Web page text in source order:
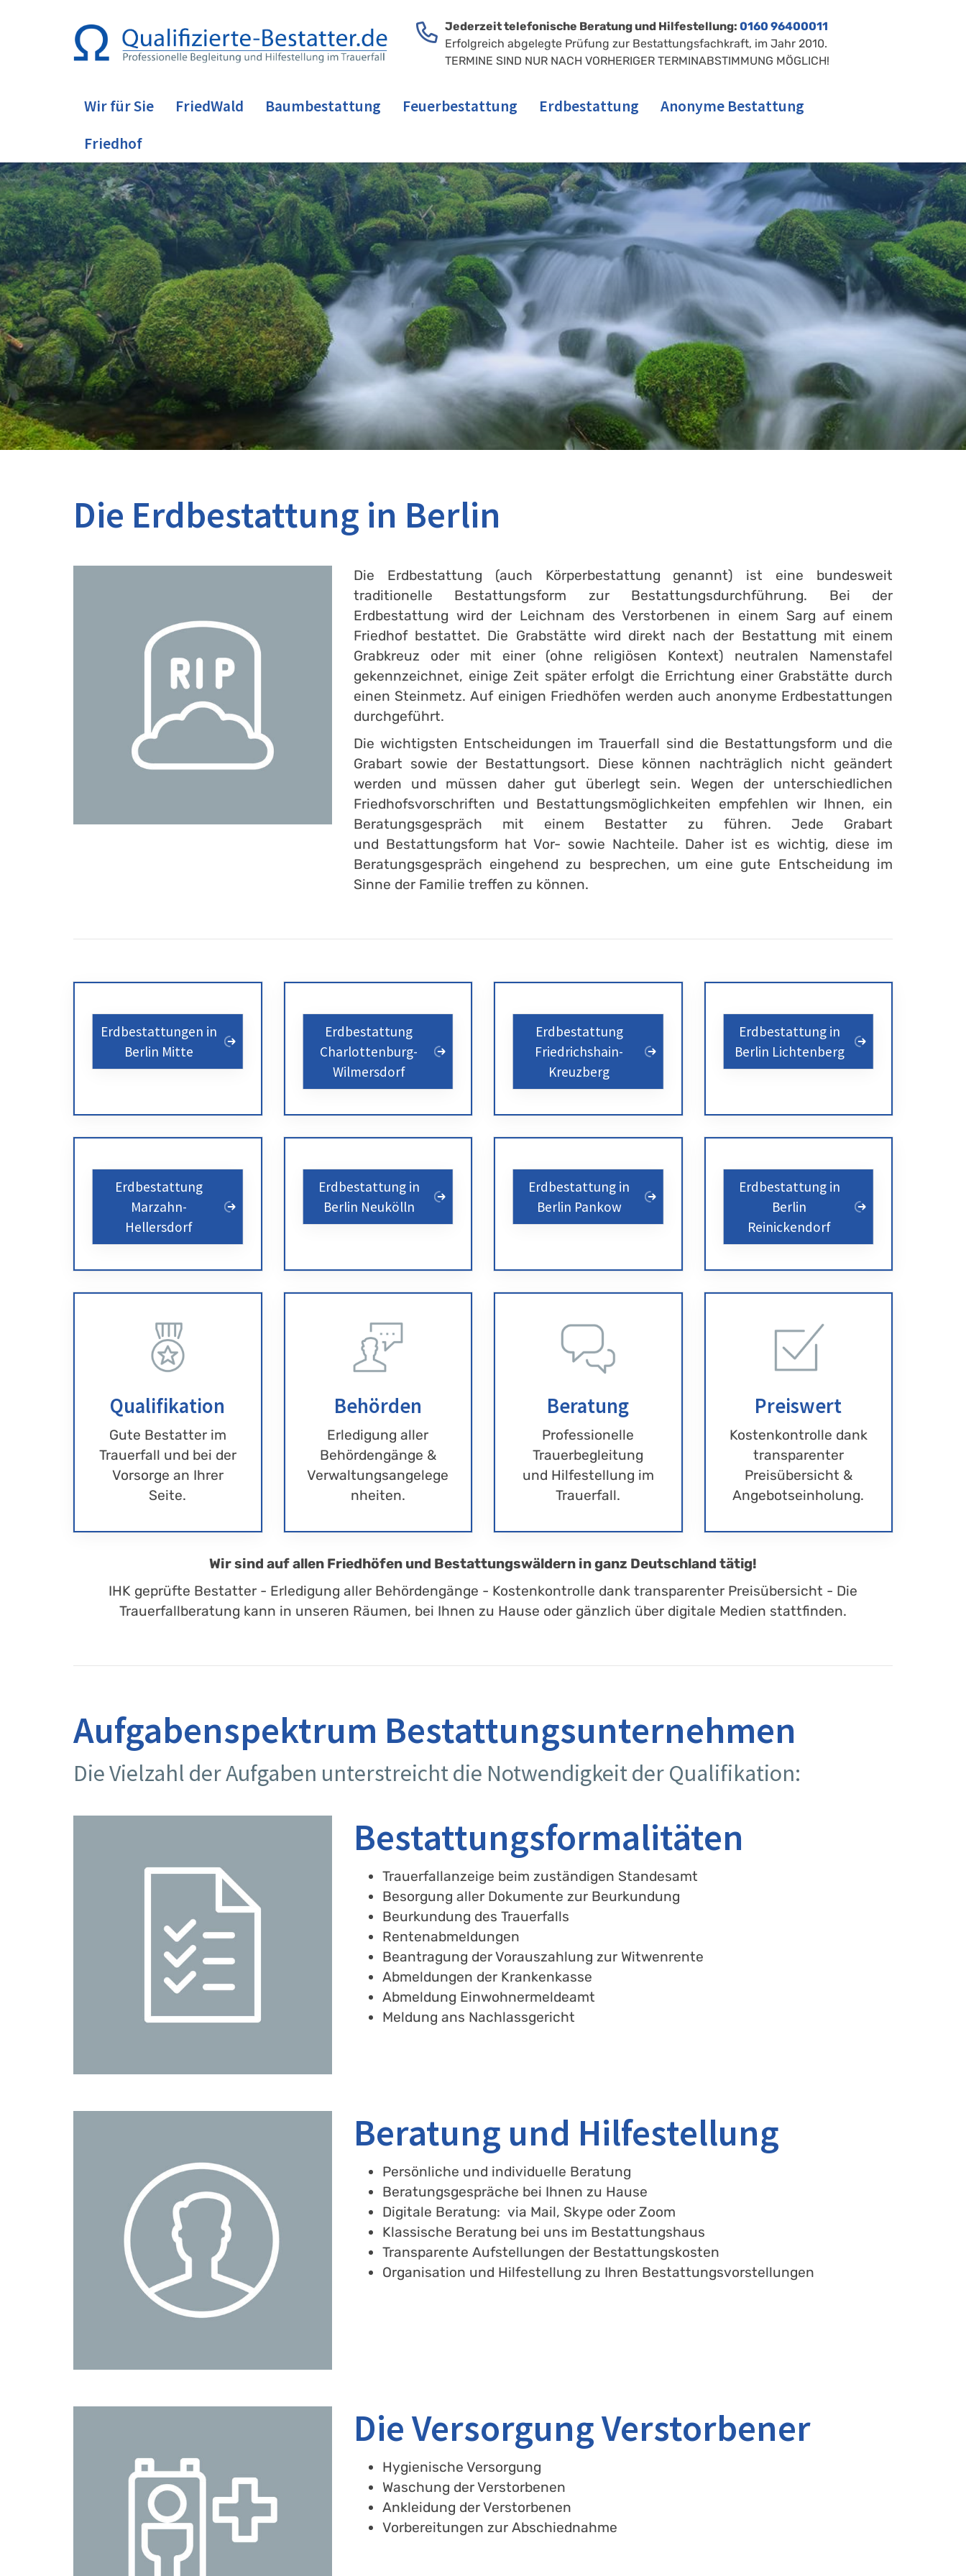
Jederzeit telefonische Beratung und Hilfestellung: 0160 96400011
Erfolgreich abgelegte Prüfung zur Bestattungsfachkraft, im Jahr 2010.
TERMINE SIND NUR NACH VORHERIGER TERMINABSTIMMUNG MÖGLICH!
Wir für Sie FriedWald Baumbestattung Feuerbestattung Erdbestattung
Anonyme Bestattung
Friedhof
Die Erdbestattung in Berlin
Die Erdbestattung (auch Körperbestattung genannt) ist eine bundesweit
traditionelle Bestattungsform zur Bestattungsdurchführung. Bei der
Erdbestattung wird der Leichnam des Verstorbenen in einem Sarg auf einem
Friedhof bestattet. Die Grabstätte wird direkt nach der Bestattung mit einem
Grabkreuz oder mit einer (ohne religiösen Kontext) neutralen Namenstafel
gekennzeichnet, einige Zeit später erfolgt die Errichtung einer Grabstätte durch
einen Steinmetz. Auf einigen Friedhöfen werden auch anonyme Erdbestattungen
durchgeführt.
Die wichtigsten Entscheidungen im Trauerfall sind die Bestattungsform und die
Grabart sowie der Bestattungsort. Diese können nachträglich nicht geändert
werden und müssen daher gut überlegt sein. Wegen der unterschiedlichen
Friedhofsvorschriften und Bestattungsmöglichkeiten empfehlen wir Ihnen, ein
Beratungsgespräch mit einem Bestatter zu führen. Jede Grabart
und Bestattungsform hat Vor- sowie Nachteile. Daher ist es wichtig, diese im
Beratungsgespräch eingehend zu besprechen, um eine gute Entscheidung im
Sinne der Familie treffen zu können.
Erdbestattungen in
Berlin Mitte
Erdbestattung
Charlottenburg-
Wilmersdorf
Erdbestattung
Friedrichshain-
Kreuzberg
Erdbestattung in
Berlin Lichtenberg
Erdbestattung
Marzahn-
Hellersdorf
Erdbestattung in
Berlin Neukölln
Erdbestattung in
Berlin Pankow
Erdbestattung in
Berlin
Reinickendorf
Qualifikation
Gute Bestatter im
Trauerfall und bei der
Vorsorge an Ihrer
Seite.
Behörden
Erledigung aller
Behördengänge &
Verwaltungsangelege
nheiten.
Beratung
Professionelle
Trauerbegleitung
und Hilfestellung im
Trauerfall.
Preiswert
Kostenkontrolle dank
transparenter
Preisübersicht &
Angebotseinholung.
Wir sind auf allen Friedhöfen und Bestattungswäldern in ganz Deutschland tätig!
IHK geprüfte Bestatter - Erledigung aller Behördengänge - Kostenkontrolle dank transparenter Preisübersicht - Die
Trauerfallberatung kann in unseren Räumen, bei Ihnen zu Hause oder gänzlich über digitale Medien stattfinden.
Aufgabenspektrum Bestattungsunternehmen
Die Vielzahl der Aufgaben unterstreicht die Notwendigkeit der Qualifikation:
Bestattungsformalitäten
Trauerfallanzeige beim zuständigen Standesamt
Besorgung aller Dokumente zur Beurkundung
Beurkundung des Trauerfalls
Rentenabmeldungen
Beantragung der Vorauszahlung zur Witwenrente
Abmeldungen der Krankenkasse
Abmeldung Einwohnermeldeamt
Meldung ans Nachlassgericht
Beratung und Hilfestellung
Persönliche und individuelle Beratung
Beratungsgespräche bei Ihnen zu Hause
Digitale Beratung: via Mail, Skype oder Zoom
Klassische Beratung bei uns im Bestattungshaus
Transparente Aufstellungen der Bestattungskosten
Organisation und Hilfestellung zu Ihren Bestattungsvorstellungen
Die Versorgung Verstorbener
Hygienische Versorgung
Waschung der Verstorbenen
Ankleidung der Verstorbenen
Vorbereitungen zur Abschiednahme